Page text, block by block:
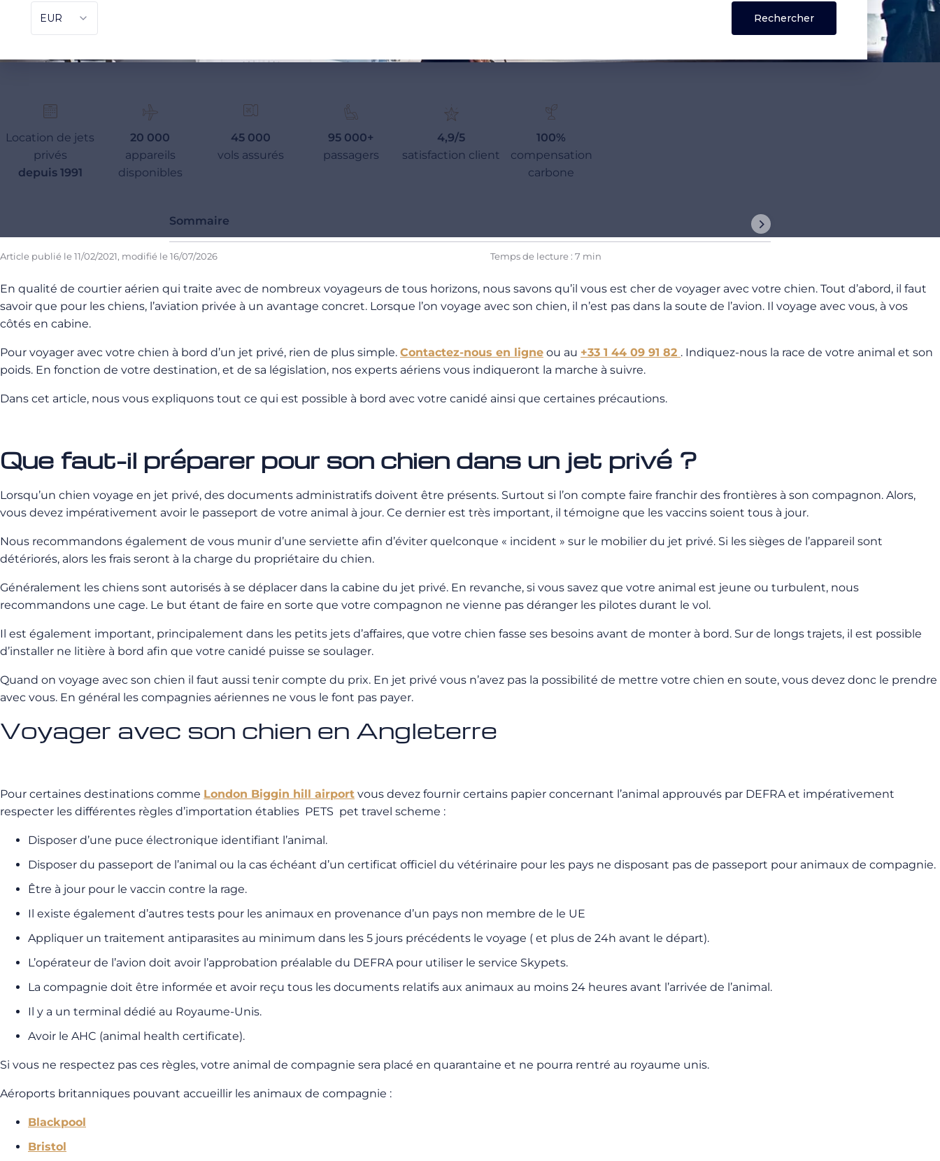
Location de jets
privés
depuis 1991
20 000
appareils
disponibles
45 000
vols assurés
95 000+
passagers
4,9/5
satisfaction client
100%
compensation
carbone
Sommaire
Article publié le11/02/2021, modifié le16/07/2026 Temps de lecture : 7 min
En qualité de courtier aérien qui traite avec de nombreux voyageurs de tous horizons, nous savons qu’il vous est cher de voyager avec votre chien. Tout d’abord, il faut
savoir que pour les chiens, l’aviation privée à un avantage concret. Lorsque l’on voyage avec son chien, il n’est pas dans la soute de l’avion. Il voyage avec vous, à vos
côtés en cabine.
Pour voyager avec votre chien à bord d’un jet privé, rien de plus simple. Contactez-nous en ligne ou au +33 1 44 09 91 82 . Indiquez-nous la race de votre animal et son
poids. En fonction de votre destination, et de sa législation, nos experts aériens vous indiqueront la marche à suivre.
Dans cet article, nous vous expliquons tout ce qui est possible à bord avec votre canidé ainsi que certaines précautions.
Que faut-il préparer pour son chien dans un jet privé ?
Lorsqu’un chien voyage en jet privé, des documents administratifs doivent être présents. Surtout si l’on compte faire franchir des frontières à son compagnon. Alors,
vous devez impérativement avoir le passeport de votre animal à jour. Ce dernier est très important, il témoigne que les vaccins soient tous à jour.
Nous recommandons également de vous munir d’une serviette afin d’éviter quelconque « incident » sur le mobilier du jet privé. Si les sièges de l’appareil sont
détériorés, alors les frais seront à la charge du propriétaire du chien.
Généralement les chiens sont autorisés à se déplacer dans la cabine du jet privé. En revanche, si vous savez que votre animal est jeune ou turbulent, nous
recommandons une cage. Le but étant de faire en sorte que votre compagnon ne vienne pas déranger les pilotes durant le vol.
Il est également important, principalement dans les petits jets d’affaires, que votre chien fasse ses besoins avant de monter à bord. Sur de longs trajets, il est possible
d’installer ne litière à bord afin que votre canidé puisse se soulager.
Quand on voyage avec son chien il faut aussi tenir compte du prix. En jet privé vous n’avez pas la possibilité de mettre votre chien en soute, vous devez donc le prendre
avec vous. En général les compagnies aériennes ne vous le font pas payer.
Voyager avec son chien en Angleterre
Pour certaines destinations comme London Biggin hill airport vous devez fournir certains papier concernant l’animal approuvés par DEFRA et impérativement
respecter les différentes règles d’importation établies PETS pet travel scheme :
Disposer d’une puce électronique identifiant l’animal.
Disposer du passeport de l’animal ou la cas échéant d’un certificat officiel du vétérinaire pour les pays ne disposant pas de passeport pour animaux de compagnie.
Être à jour pour le vaccin contre la rage.
Il existe également d’autres tests pour les animaux en provenance d’un pays non membre de le UE
Appliquer un traitement antiparasites au minimum dans les 5 jours précédents le voyage ( et plus de 24h avant le départ).
L’opérateur de l’avion doit avoir l’approbation préalable du DEFRA pour utiliser le service Skypets.
La compagnie doit être informée et avoir reçu tous les documents relatifs aux animaux au moins 24 heures avant l’arrivée de l’animal.
Il y a un terminal dédié au Royaume-Unis.
Avoir le AHC (animal health certificate).
Si vous ne respectez pas ces règles, votre animal de compagnie sera placé en quarantaine et ne pourra rentré au royaume unis.
Aéroports britanniques pouvant accueillir les animaux de compagnie :
Blackpool
Bristol